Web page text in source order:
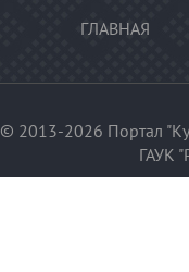
ГЛАВНАЯ
© 2013-2026 Портал
ГАУК